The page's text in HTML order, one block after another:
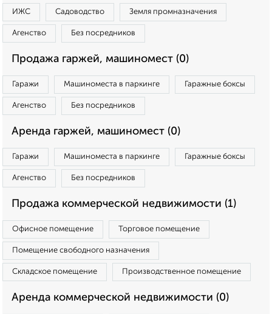
ИЖС Садоводство Земля промназначения
Агенство Без посредников
Продажа гаржей, машиномест (0)
Гаражи Машиноместа в паркинге Гаражные боксы
Агенство Без посредников
Аренда гаржей, машиномест (0)
Гаражи Машиноместа в паркинге Гаражные боксы
Агенство Без посредников
Продажа коммерческой недвижимости (1)
Офисное помещение Торговое помещение
Помещение свободного назначения
Складское помещение Производственное помещение
Аренда коммерческой недвижимости (0)